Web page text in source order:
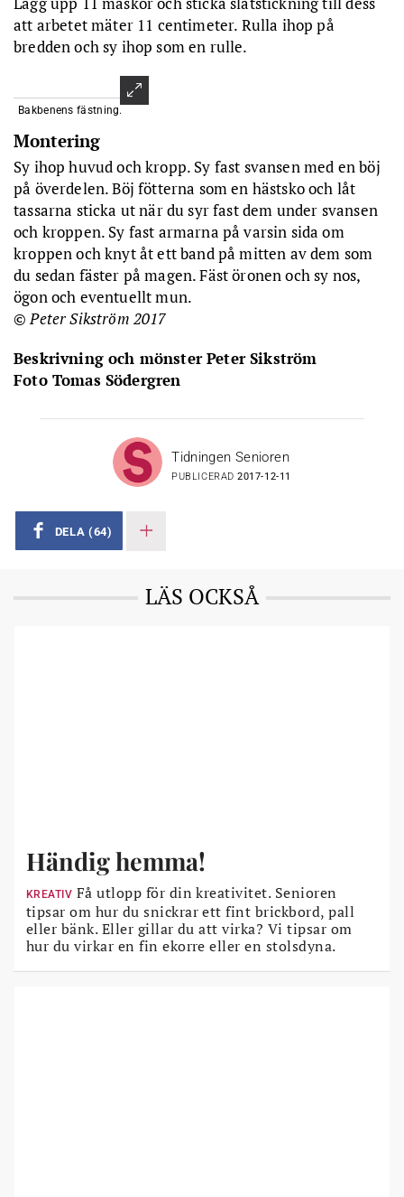
att arbetet mäter 11 centimeter. Rulla ihop på
bredden och sy ihop som en rulle.
Bakbenens fästning.
Montering
Sy ihop huvud och kropp. Sy fast svansen med en böj
på överdelen. Böj fötterna som en hästsko och låt
tassarna sticka ut när du syr fast dem under svansen
och kroppen. Sy fast armarna på varsin sida om
kroppen och knyt åt ett band på mitten av dem som
du sedan fäster på magen. Fäst öronen och sy nos,
ögon och eventuellt mun.
© Peter Sikström 2017
Beskrivning och mönster Peter Sikström
Foto Tomas Södergren
Tidningen Senioren
PUBLICERAD2017-12-11
DELA (64)
LÄS OCKSÅ
Händig hemma!
KREATIV Få utlopp för din kreativitet. Senioren
tipsar om hur du snickrar ett fint brickbord, pall
eller bänk. Eller gillar du att virka? Vi tipsar om
hur du virkar en fin ekorre eller en stolsdyna.